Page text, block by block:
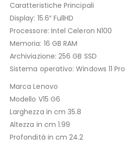
Caratteristiche Principali
Display: 15.6″ FullHD
Processore: Intel Celeron N100
Memoria: 16 GB RAM
Archiviazione: 256 GB SSD
Sistema operativo: Windows 11 Pro
Marca Lenovo
Modello V15 G6
Larghezza in cm 35.8
Altezza in cm 1.99
Profondità in cm 24.2